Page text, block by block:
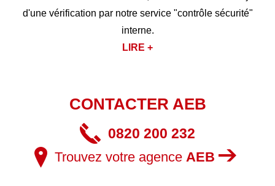
d'une vérification par notre service "contrôle sécurité"
interne.
LIRE +
CONTACTER AEB
0820 200 232
Trouvez votre agence AEB